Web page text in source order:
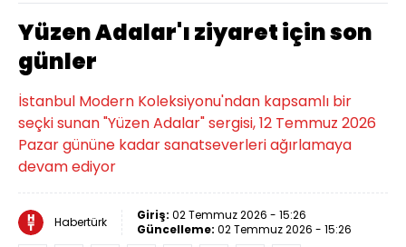
Yüzen Adalar'ı ziyaret için son
günler
İstanbul Modern Koleksiyonu'ndan kapsamlı bir
seçki sunan "Yüzen Adalar" sergisi, 12 Temmuz 2026
Pazar gününe kadar sanatseverleri ağırlamaya
devam ediyor
Habertürk Giriş: 02 Temmuz 2026 - 15:26
Güncelleme: 02 Temmuz 2026 - 15:26